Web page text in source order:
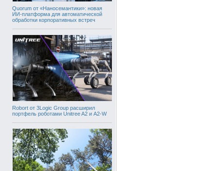
Quorum от «Наносемантики»: новая
ИИ-платформа для автоматической
обработки корпоративных встреч
Robort от 3Logic Group расширил
портфель роботами Unitree A2 и A2-W